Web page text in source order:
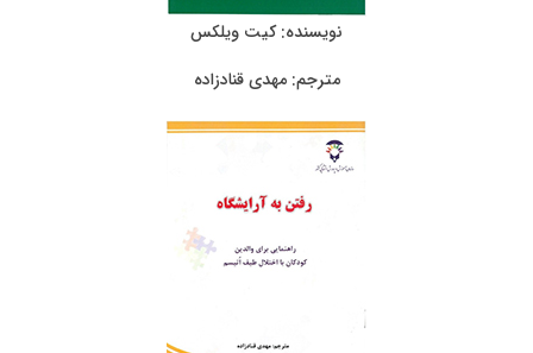
نویسنده: کیت ویلکس
مترجم: مهدی قنادزاده